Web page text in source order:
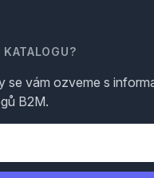
KATALOGU?
se vám ozveme s
B2M.